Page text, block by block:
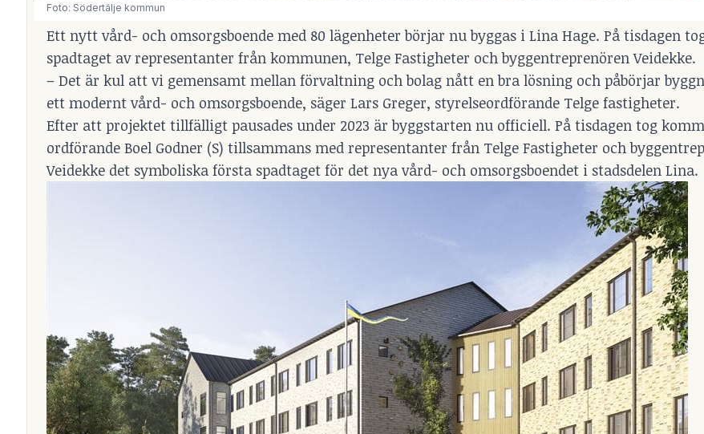
Foto: Södertälje kommun
Ett nytt vård- och omsorgsboende med 80 lägenheter börjar nu byggas i Lina Hage. På tisdagen
spadtaget av representanter från kommunen, Telge Fastigheter och byggentreprenören Veidekke.
– Det är kul att vi gemensamt mellan förvaltning och bolag nått en bra lösning och påbörjar
ett modernt vård- och omsorgsboende, säger Lars Greger, styrelseordförande Telge fastigheter.
Efter att projektet tillfälligt pausades under 2023 är byggstarten nu officiell. På tisdagen tog
ordförande Boel Godner (S) tillsammans med representanter från Telge Fastigheter och
Veidekke det symboliska första spadtaget för det nya vård- och omsorgsboendet i stadsdelen Lina.